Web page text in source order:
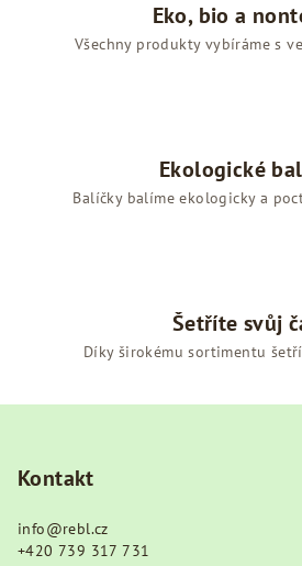
Eko, bio a
Všechny produkty vybíráme s
Ekologické
Balíčky balíme ekologicky a
Šetříte svůj
Díky širokému sortimentu
Kontakt
info@rebl.cz
+420 739 317 731